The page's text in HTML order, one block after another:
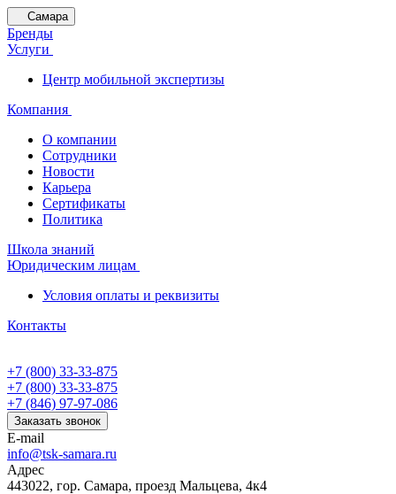
Самара
Бренды
Услуги
Центр мобильной экспертизы
Компания
О компании
Сотрудники
Новости
Карьера
Сертификаты
Политика
Школа знаний
Юридическим лицам
Условия оплаты и реквизиты
Контакты
+7 (800) 33-33-875
+7 (800) 33-33-875
+7 (846) 97-97-086
Заказать звонок
E-mail
info@tsk-samara.ru
Адрес
443022, гор. Самара, проезд Мальцева, 4к4